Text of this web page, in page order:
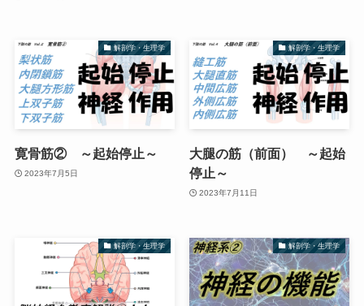
解剖学・生理学
寛骨筋② ～起始停止～
2023年7月5日
解剖学・生理学
大腿の筋（前面） ～起始
停止～
2023年7月11日
解剖学・生理学 解剖学・生理学